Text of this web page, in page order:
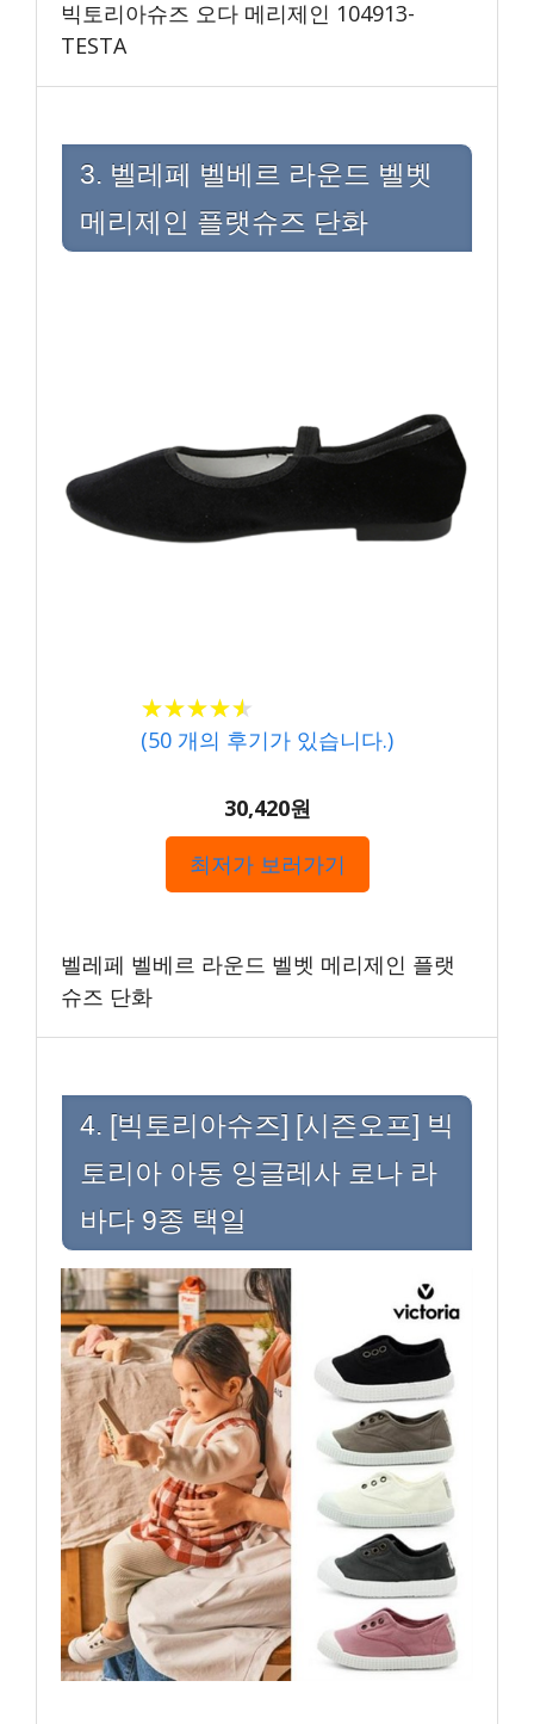
빅토리아슈즈 오다 메리제인 104913-
TESTA
3. 벨레페 벨베르 라운드 벨벳
메리제인 플랫슈즈 단화
★★★★★
★★★★★
(50 개의 후기가 있습니다.)
30,420원
최저가 보러가기
벨레페 벨베르 라운드 벨벳 메리제인 플랫
슈즈 단화
4. [빅토리아슈즈] [시즌오프] 빅
토리아 아동 잉글레사 로나 라
바다 9종 택일